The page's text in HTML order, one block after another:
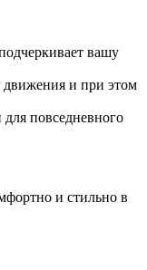
вашу
движения и при этом
повседневного
и стильно в